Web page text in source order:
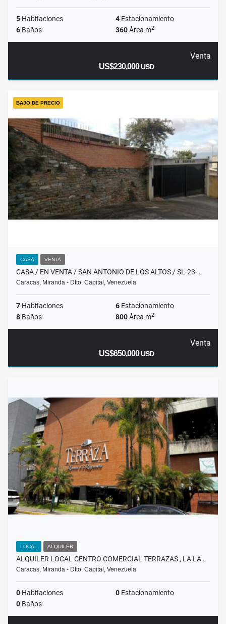
5 Habitaciones 4 Estacionamiento
6 Baños 360Área m2
Venta
US$230,000USD
BAJO DE PRECIO
CASA VENTA
CASA / EN VENTA / SAN ANTONIO DE LOS ALTOS / SL-23-…
Caracas, Miranda - Dtto. Capital, Venezuela
7 Habitaciones 6 Estacionamiento
8 Baños 800Área m2
Venta
US$650,000USD
LOCAL ALQUILER
ALQUILER LOCAL CENTRO COMERCIAL TERRAZAS , LA LA…
Caracas, Miranda - Dtto. Capital, Venezuela
0 Habitaciones 0 Estacionamiento
0 Baños